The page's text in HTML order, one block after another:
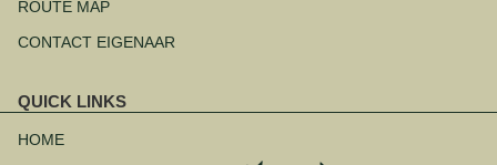
ROUTE MAP
CONTACT EIGENAAR
QUICK LINKS
overslaan
HOME